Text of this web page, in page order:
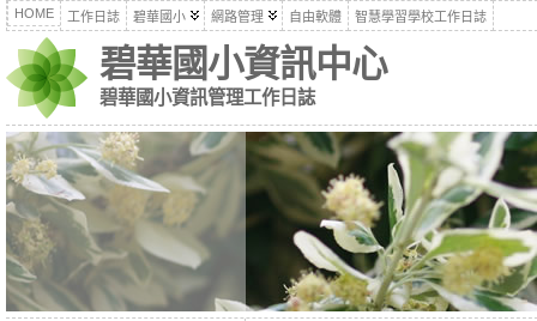
HOME 工作日誌 碧華國小 網路管理 自由軟體 智慧學習學校工作日誌
碧華國小資訊中心
碧華國小資訊管理工作日誌